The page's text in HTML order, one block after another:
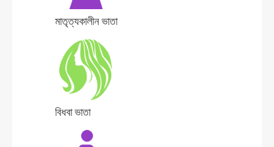
মাতৃত্যকালীন ভাতা
বিধবা ভাতা